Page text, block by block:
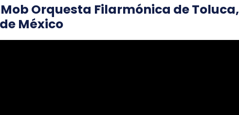
Orquesta Filarmónica de Toluca,
México